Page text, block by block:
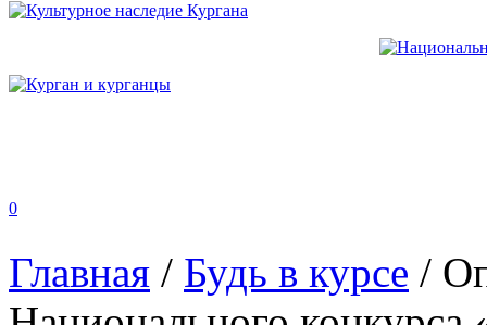
0
Главная / Будь в курсе /